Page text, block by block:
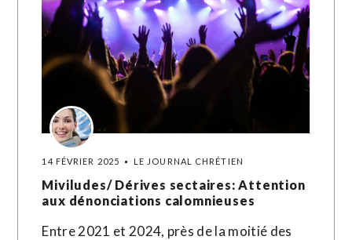
14 FÉVRIER 2025 LE JOURNAL CHRÉTIEN
Miviludes/ Dérives sectaires: Attention
aux dénonciations calomnieuses
Entre 2021 et 2024, près de la moitié des